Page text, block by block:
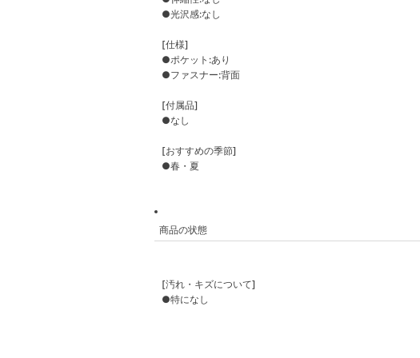
●光沢感:なし
[仕様]
●ポケット:あり
●ファスナー:背面
[付属品]
●なし
[おすすめの季節]
●春・夏
商品の状態
[汚れ・キズについて]
●特になし